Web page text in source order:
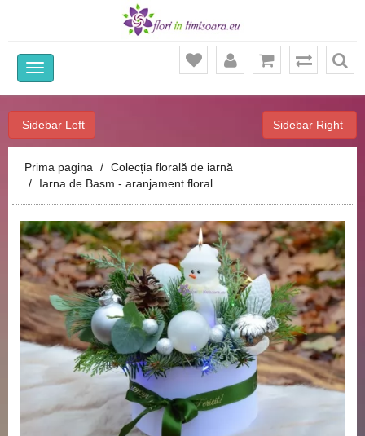
Sidebar Left Sidebar Right
Prima pagina
Colecția florală de iarnă
Iarna de Basm - aranjament floral